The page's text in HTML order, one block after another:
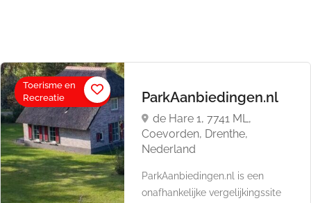
Toerisme en
Recreatie
ParkAanbiedingen.nl
de Hare 1, 7741 ML,
Coevorden, Drenthe,
Nederland
ParkAanbiedingen.nl is een
onafhankelijke vergelijkingssite